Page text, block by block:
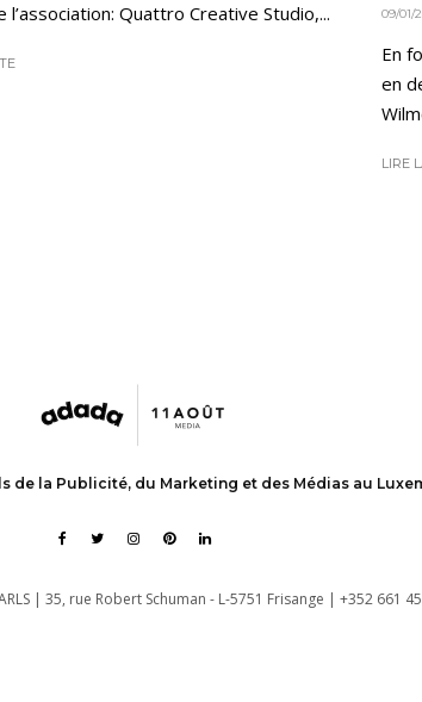
l’association: Quattro Creative Studio,...
09/01/
En
en
LIRE
de la Publicité, du Marketing et des Médias au
| 35, rue Robert Schuman - L-5751 Frisange | +352 661